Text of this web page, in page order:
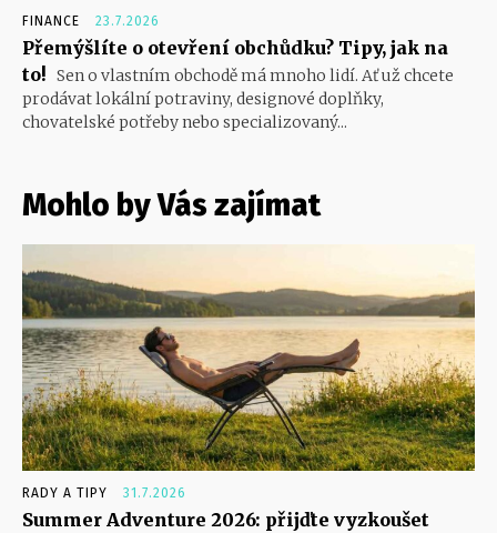
FINANCE 23.7.2026
Přemýšlíte o otevření obchůdku? Tipy, jak na
to! Sen o vlastním obchodě má mnoho lidí. Ať už chcete
prodávat lokální potraviny, designové doplňky,
chovatelské potřeby nebo specializovaný...
Mohlo by Vás zajímat
RADY A TIPY 31.7.2026
Summer Adventure 2026: přijďte vyzkoušet